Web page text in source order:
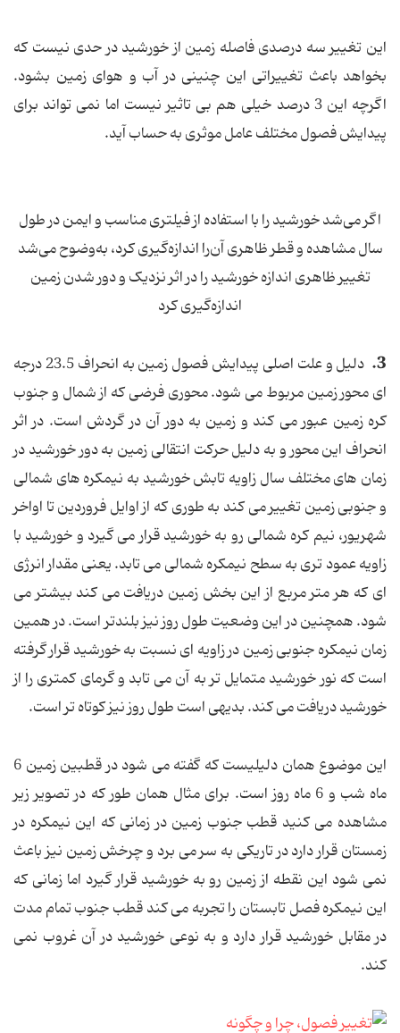
این تغییر سه درصدی فاصله زمین از خورشید در حدی نیست که
بخواهد باعث تغییراتی این چنینی در آب و هوای زمین بشود.
اگرچه این 3 درصد خیلی هم بی تاثیر نیست اما نمی تواند برای
پیدایش فصول مختلف عامل موثری به حساب آید.
اگر می‌شد خورشید را با استفاده از فیلتری مناسب و ایمن در طول
سال مشاهده و قطر ظاهری آن‌را اندازه‌گیری کرد، به‌وضوح می‌شد
تغییر ظاهری اندازه خورشید را در اثر نزدیک و دور شدن زمین
اندازه‌گیری کرد
3.
دلیل و علت اصلی پیدایش فصول زمین به انحراف 23.5 درجه
ای محور زمین مربوط می شود. محوری فرضی که از شمال و جنوب
کره زمین عبور می کند و زمین به دور آن در گردش است. در اثر
انحراف این محور و به دلیل حرکت انتقالی زمین به دور خورشید در
زمان های مختلف سال زاویه تابش خورشید به نیمکره های شمالی
و جنوبی زمین تغییر می کند به طوری که از اوایل فروردین تا اواخر
شهریور، نیم کره شمالی رو به خورشید قرار می گیرد و خورشید با
زاویه عمود تری به سطح نیمکره شمالی می تابد. یعنی مقدار انرژی
ای که هر متر مربع از این بخش زمین دریافت می کند بیشتر می
شود. همچنین در این وضعیت طول روز نیز بلندتر است. در همین
زمان نیمکره جنوبی زمین در زاویه ای نسبت به خورشید قرار گرفته
است که نور خورشید متمایل تر به آن می تابد و گرمای کمتری را از
خورشید دریافت می کند. بدیهی است طول روز نیز کوتاه تر است.
این موضوع همان دلیلیست که گفته می شود در قطبین زمین 6
ماه شب و 6 ماه روز است. برای مثال همان طور که در تصویر زیر
مشاهده می کنید قطب جنوب زمین در زمانی که این نیمکره در
زمستان قرار دارد در تاریکی به سر می برد و چرخش زمین نیز باعث
نمی شود این نقطه از زمین رو به خورشید قرار گیرد اما زمانی که
این نیمکره فصل تابستان را تجربه می کند قطب جنوب تمام مدت
در مقابل خورشید قرار دارد و به نوعی خورشید در آن غروب نمی
کند.